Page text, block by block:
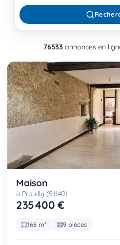
76533 annonces en
Maison
à Prouilly (51140)
235 400 €
168 m² 9 pièces